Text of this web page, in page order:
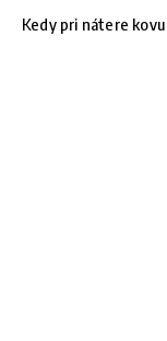
Kedy pri nátere